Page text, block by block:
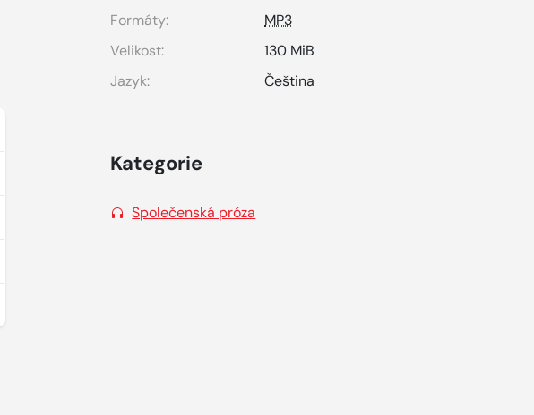
Formáty:
MP3
Velikost:
130 MiB
Jazyk:
Čeština
Kategorie
Společenská próza